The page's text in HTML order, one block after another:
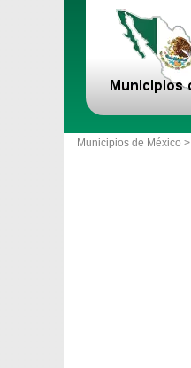
Municipios de México >